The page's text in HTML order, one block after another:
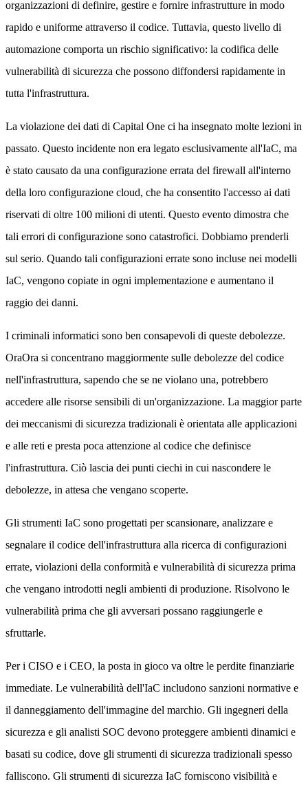
organizzazioni di definire, gestire e fornire infrastrutture in modo
rapido e uniforme attraverso il codice. Tuttavia, questo livello di
automazione comporta un rischio significativo: la codifica delle
vulnerabilità di sicurezza che possono diffondersi rapidamente in
tutta l'infrastruttura.
La violazione dei dati di Capital One ci ha insegnato molte lezioni in
passato. Questo incidente non era legato esclusivamente all'IaC, ma
è stato causato da una configurazione errata del firewall all'interno
della loro configurazione cloud, che ha consentito l'accesso ai dati
riservati di oltre 100 milioni di utenti. Questo evento dimostra che
tali errori di configurazione sono catastrofici. Dobbiamo prenderli
sul serio. Quando tali configurazioni errate sono incluse nei modelli
IaC, vengono copiate in ogni implementazione e aumentano il
raggio dei danni.
I criminali informatici sono ben consapevoli di queste debolezze.
OraOra si concentrano maggiormente sulle debolezze del codice
nell'infrastruttura, sapendo che se ne violano una, potrebbero
accedere alle risorse sensibili di un'organizzazione. La maggior parte
dei meccanismi di sicurezza tradizionali è orientata alle applicazioni
e alle reti e presta poca attenzione al codice che definisce
l'infrastruttura. Ciò lascia dei punti ciechi in cui nascondere le
debolezze, in attesa che vengano scoperte.
Gli strumenti IaC sono progettati per scansionare, analizzare e
segnalare il codice dell'infrastruttura alla ricerca di configurazioni
errate, violazioni della conformità e vulnerabilità di sicurezza prima
che vengano introdotti negli ambienti di produzione. Risolvono le
vulnerabilità prima che gli avversari possano raggiungerle e
sfruttarle.
Per i CISO e i CEO, la posta in gioco va oltre le perdite finanziarie
immediate. Le vulnerabilità dell'IaC includono sanzioni normative e
il danneggiamento dell'immagine del marchio. Gli ingegneri della
sicurezza e gli analisti SOC devono proteggere ambienti dinamici e
basati su codice, dove gli strumenti di sicurezza tradizionali spesso
falliscono. Gli strumenti di sicurezza IaC forniscono visibilità e